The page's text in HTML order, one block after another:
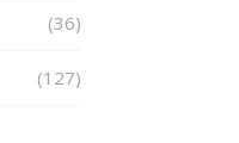
(36)
(127)